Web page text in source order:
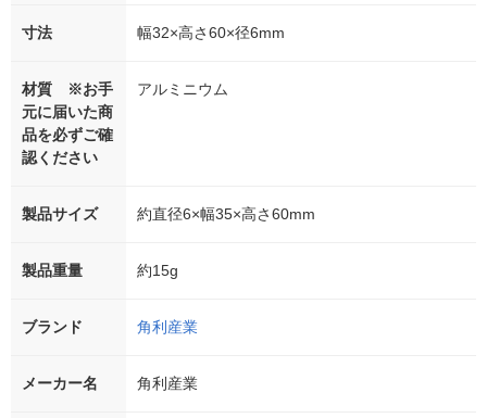
寸法 幅32×高さ60×径6mm
材質 ※お手
元に届いた商
品を必ずご確
認ください
アルミニウム
製品サイズ 約直径6×幅35×高さ60mm
製品重量 約15g
ブランド 角利産業
メーカー名 角利産業